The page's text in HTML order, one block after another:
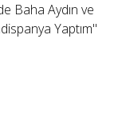
Baha Aydın ve
Yaptım"